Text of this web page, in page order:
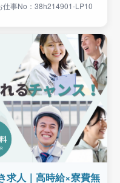
仕事No：38h214901-LP10
求人｜高時給×寮費無